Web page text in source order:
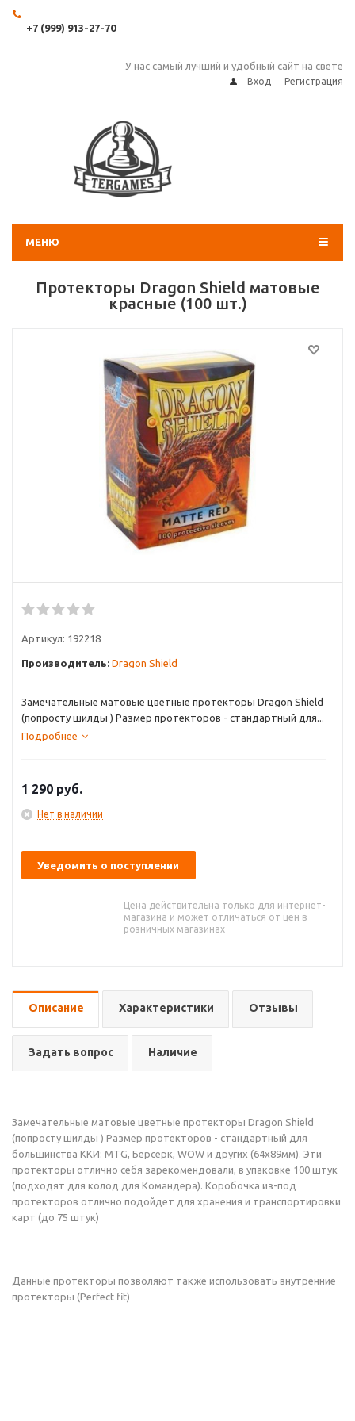
+7 (999) 913-27-70
У нас самый лучший и удобный сайт на свете
Вход Регистрация
МЕНЮ
Протекторы Dragon Shield матовые
красные (100 шт.)
Артикул: 192218
Производитель: Dragon Shield
Замечательные матовые цветные протекторы Dragon Shield
(попросту шилды ) Размер протекторов - стандартный для...
Подробнее
1 290 руб.
Нет в наличии
Уведомить о поступлении
Цена действительна только для интернет-
магазина и может отличаться от цен в
розничных магазинах
Описание Характеристики Отзывы
Задать вопрос Наличие
Замечательные матовые цветные протекторы Dragon Shield
(попросту шилды ) Размер протекторов - стандартный для
большинства ККИ: MTG, Берсерк, WOW и других (64х89мм). Эти
протекторы отлично себя зарекомендовали, в упаковке 100 штук
(подходят для колод для Командера). Коробочка из-под
протекторов отлично подойдет для хранения и транспортировки
карт (до 75 штук)
Данные протекторы позволяют также использовать внутренние
протекторы (Perfect fit)